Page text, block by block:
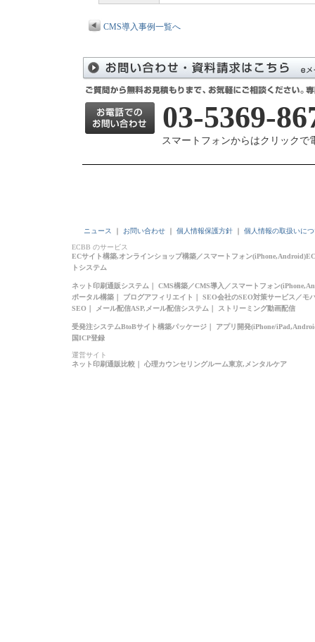
CMS導入事例一覧へ
03-5369-
スマートフォンからはクリックで
ニュース ｜ お問い合わせ ｜ 個人情報保護方針 ｜ 個人情報の取扱いに
ECBB のサービス
ECサイト構築,オンラインショップ構築／ スマートフォン
トシステム
ネット印刷通販システム CMS構築／CMS導入 ／ スマートフォン
ポータル構築
ブログアフィリエイト SEO会社のSEO対策サービス ／モ
SEO
メール配信ASP,メール配信システム ストリーミング動画配信
受発注システムBtoBサイト構築パッケージ
アプリ開発(iPhone/
国ICP登録
運営サイト
ネット印刷通販比較
心理カウンセリングルーム東京,メンタルケア